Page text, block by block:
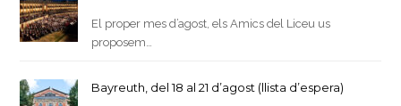
El proper mes d’agost, els Amics del Liceu us
proposem…
Bayreuth, del 18 al 21 d’agost (llista d’espera)